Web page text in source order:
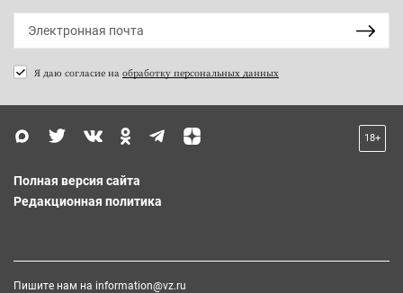
Я даю согласие на обработку персональных данных
18+
Полная версия сайта
Редакционная политика
Пишите нам на information@vz.ru